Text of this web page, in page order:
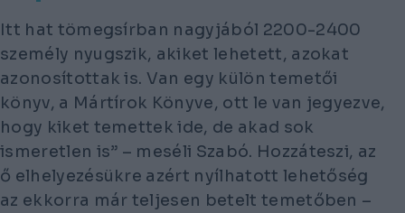
Itt hat tömegsírban nagyjából 2200-2400
személy nyugszik, akiket lehetett, azokat
azonosítottak is. Van egy külön temetői
könyv, a Mártírok Könyve, ott le van jegyezve,
hogy kiket temettek ide, de akad sok
ismeretlen is” – meséli Szabó. Hozzáteszi, az
ő elhelyezésükre azért nyílhatott lehetőség
az ekkorra már teljesen betelt temetőben –